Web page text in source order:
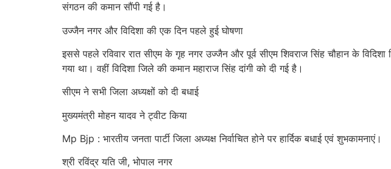
संगठन की कमान सौंपी गई है।
उज्जैन नगर और विदिशा की एक दिन पहले हुई घोषणा
इससे पहले रविवार रात सीएम के गृह नगर उज्जैन और पूर्व सीएम शिवराज सिंह चौहान के
गया था। वहीं विदिशा जिले की कमान महाराज सिंह दांगी को दी गई है।
सीएम ने सभी जिला अध्यक्षों को दी बधाई
मुख्यमंत्री मोहन यादव ने ट्वीट किया
Mp Bjp : भारतीय जनता पार्टी जिला अध्यक्ष निर्वाचित होने पर हार्दिक बधाई एवं शुभकामनाएं।
श्री रविंद्र यति जी, भोपाल नगर